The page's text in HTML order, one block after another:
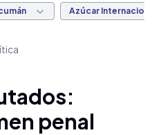
Azúcar Internacional
penal